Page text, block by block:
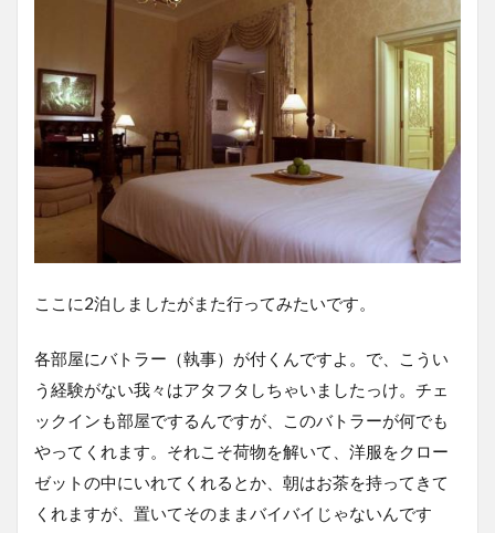
ここに2泊しましたがまた行ってみたいです。
各部屋にバトラー（執事）が付くんですよ。で、こうい
う経験がない我々はアタフタしちゃいましたっけ。チェ
ックインも部屋でするんですが、このバトラーが何でも
やってくれます。それこそ荷物を解いて、洋服をクロー
ゼットの中にいれてくれるとか、朝はお茶を持ってきて
くれますが、置いてそのままバイバイじゃないんです